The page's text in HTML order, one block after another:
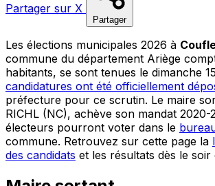
Partager sur X
Partager
Les élections municipales 2026 à
commune du département Ariège
habitants, se sont tenues le dimanche
candidatures ont été officiellement
préfecture pour ce scrutin. Le maire
RICHL (NC), achève son mandat 2020-
électeurs pourront voter dans le
commune. Retrouvez sur cette page la
des candidats et les résultats dès le